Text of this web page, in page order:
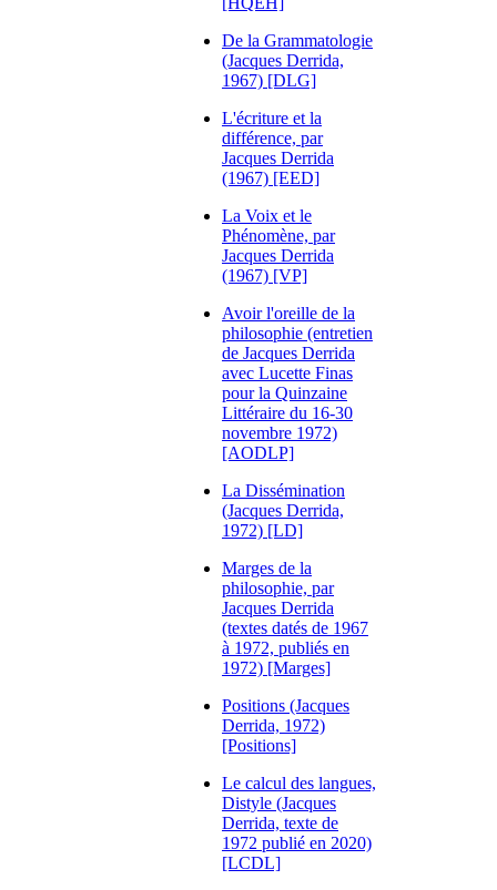
De la Grammatologie
(Jacques Derrida,
1967) [DLG]
L'écriture et la
différence, par
Jacques Derrida
(1967) [EED]
La Voix et le
Phénomène, par
Jacques Derrida
(1967) [VP]
Avoir l'oreille de la
philosophie (entretien
de Jacques Derrida
avec Lucette Finas
pour la Quinzaine
Littéraire du 16-30
novembre 1972)
[AODLP]
La Dissémination
(Jacques Derrida,
1972) [LD]
Marges de la
philosophie, par
Jacques Derrida
(textes datés de 1967
à 1972, publiés en
1972) [Marges]
Positions (Jacques
Derrida, 1972)
[Positions]
Le calcul des langues,
Distyle (Jacques
Derrida, texte de
1972 publié en 2020)
[LCDL]